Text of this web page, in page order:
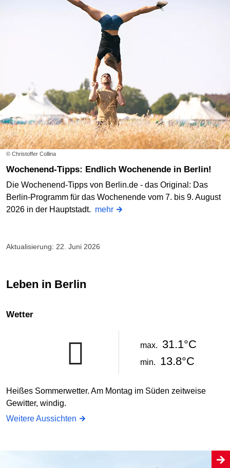
© Christoffer Collina
Wochenend-Tipps: Endlich Wochenende in Berlin!
Die Wochenend-Tipps von Berlin.de - das Original: Das
Berlin-Programm für das Wochenende vom 7. bis 9. August
2026 in der Hauptstadt. mehr
Aktualisierung: 22. Juni 2026
Leben in Berlin
Wetter
max. 31.1°C
min. 13.8°C
Heißes Sommerwetter. Am Montag im Süden zeitweise
Gewitter, windig.
Weitere Aussichten